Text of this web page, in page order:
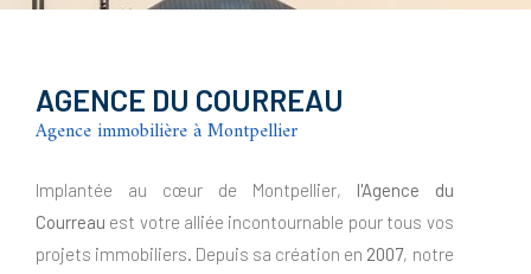
AGENCE DU COURREAU
Agence immobilière à Montpellier
Implantée au cœur de Montpellier, l'Agence du
Courreau est votre alliée incontournable pour tous vos
projets immobiliers. Depuis sa création en 2007, notre